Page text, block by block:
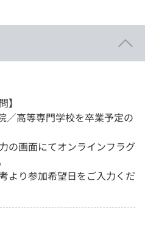
】
高等専門学校を卒業予定の
の画面にてオンラインフラグ
より参加希望日をご入力くだ